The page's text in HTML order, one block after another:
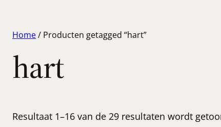
Home/ Producten getagged “hart”
hart
Resultaat 1–16 van de 29 resultaten wordt